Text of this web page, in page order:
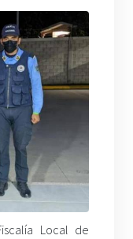
Local de